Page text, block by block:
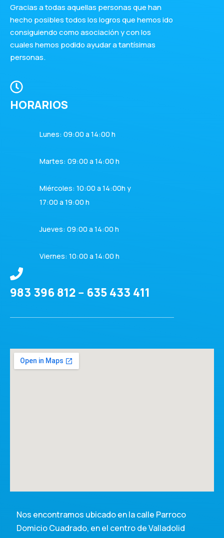
Gracias a todas aquellas personas que han
hecho posibles todos los logros que hemos ido
consiguiendo como asociación y con los
cuales hemos podido ayudar a tantísimas
personas.
HORARIOS
Lunes: 09:00 a 14:00 h
Martes: 09:00 a 14:00 h
Miércoles: 10:00 a 14:00h y
17:00 a 19:00 h
Jueves: 09:00 a 14:00 h
Viernes: 10:00 a 14:00 h
983 396 812 -- 635 433 411
Nos encontramos ubicado en la calle Parroco
Domicio Cuadrado, en el centro de Valladolid